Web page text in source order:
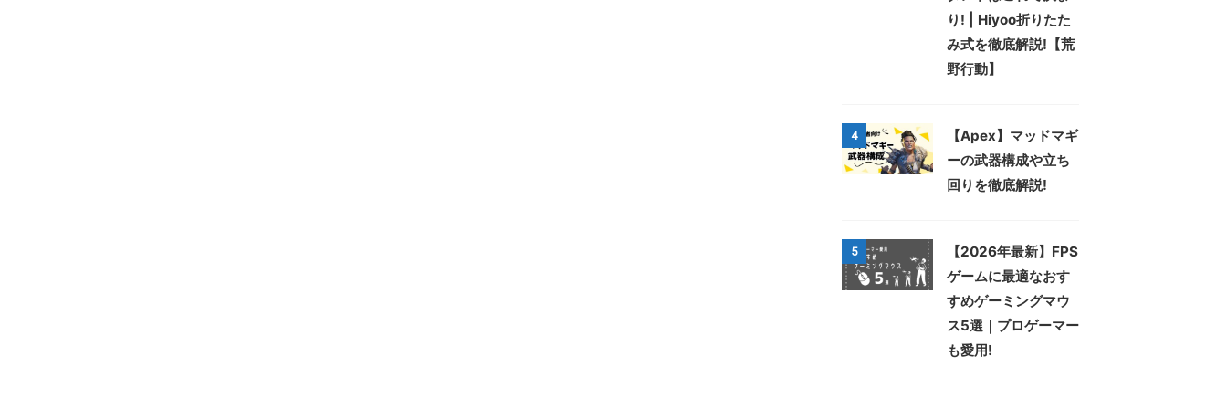
り! | Hiyoo折りたた
み式を徹底解説!【荒
野行動】
4
【Apex】マッドマギ
ーの武器構成や立ち
回りを徹底解説!
5
【2026年最新】FPS
ゲームに最適なおす
すめゲーミングマウ
ス5選｜プロゲーマー
も愛用!